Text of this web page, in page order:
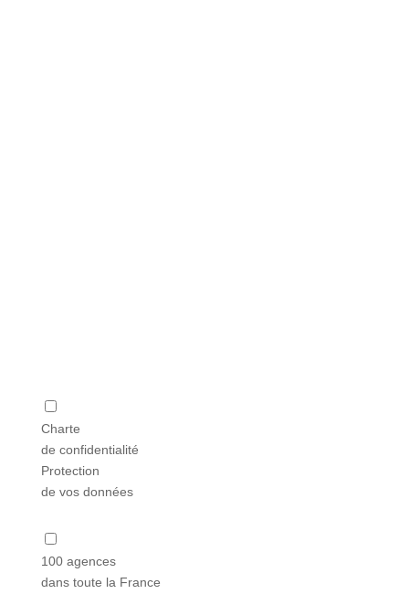
Charte
de confidentialité
Protection
de vos données
100 agences
dans toute la France